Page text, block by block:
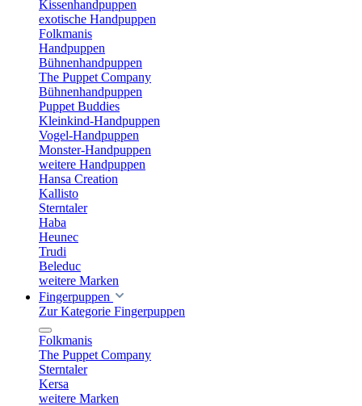
Kissenhandpuppen
exotische Handpuppen
Folkmanis
Handpuppen
Bühnenhandpuppen
The Puppet Company
Bühnenhandpuppen
Puppet Buddies
Kleinkind-Handpuppen
Vogel-Handpuppen
Monster-Handpuppen
weitere Handpuppen
Hansa Creation
Kallisto
Sterntaler
Haba
Heunec
Trudi
Beleduc
weitere Marken
Fingerpuppen
Zur Kategorie Fingerpuppen
Folkmanis
The Puppet Company
Sterntaler
Kersa
weitere Marken